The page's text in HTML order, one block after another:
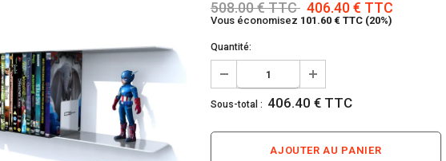
508.00 € TTC 406.40 € TTC
Vous économisez 101.60 € TTC (20%)
Quantité:
Sous-total : 406.40 € TTC